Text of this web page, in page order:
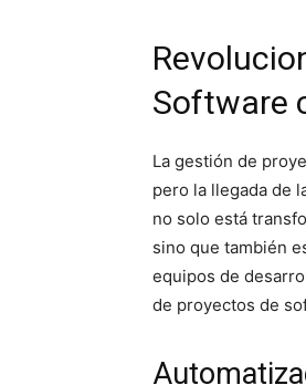
Software
La gestión de
pero la llegada de
no solo está
sino que también
equipos de
de proyectos de